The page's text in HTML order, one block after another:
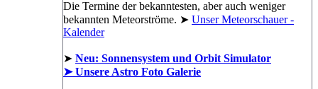
Die Termine der bekanntesten, aber auch weniger
bekannten Meteorströme. ➤ Unser Meteorschauer -
Kalender
➤ Neu: Sonnensystem und Orbit Simulator
➤ Unsere Astro Foto Galerie